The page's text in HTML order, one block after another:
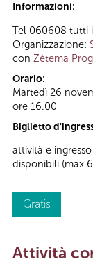
Informazioni:
Tel 060608 tutti
Organizzazione:
con Zètema
Orario:
Martedì 26
ore 16.00
Biglietto
attività e
disponibili (max
Gratis
Attività